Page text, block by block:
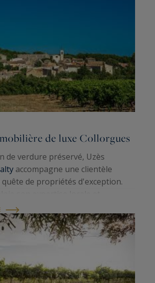
de luxe Collorgues
de verdure préservé, Uzès
accompagne une clientèle
de propriétés d'exception.
pour révéler les plus belles
contemporaines et mas de ce…